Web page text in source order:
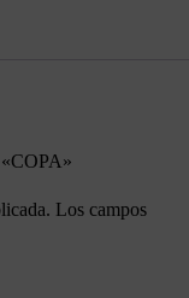
Los campos